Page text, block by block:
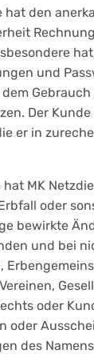
hat den
und
Der
er in
hat MK
oder
bewirkte
und bei
oder
oder
des